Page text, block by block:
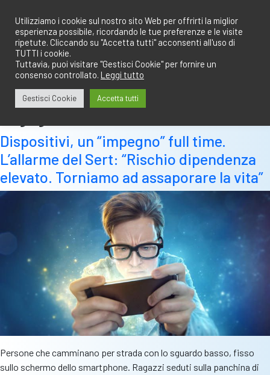
contenuto
Dispositivi, un “impegno” full time.
L’allarme del Sert: “Rischio dipendenza
elevato. Torniamo ad assaporare la vita”
Persone che camminano per strada con lo sguardo basso, fisso
sullo schermo dello smartphone. Ragazzi seduti sulla panchina di
Utilizziamo i cookie sul nostro sito Web per offrirti la miglior
esperienza possibile, ricordando le tue preferenze e le visite
ripetute. Cliccando su "Accetta tutti" acconsenti all'uso di
TUTTI i cookie.
Tuttavia, puoi visitare "Gestisci Cookie" per fornire un
consenso controllato. Leggi tutto
Gestisci Cookie Accetta tutti